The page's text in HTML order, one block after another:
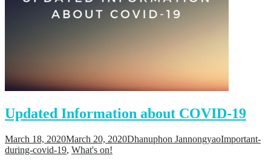
Updated Information about COVID-19
March 18, 2020March 20, 2020Dhanuphon JannongyaoImportant-
during-covid-19, What's on!